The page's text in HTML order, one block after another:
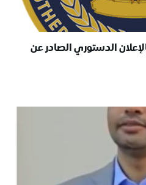
الدستوري الصادر عن